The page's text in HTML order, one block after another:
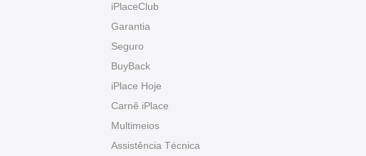
iPlaceClub
Garantia
Seguro
BuyBack
iPlace Hoje
Carnê iPlace
Multimeios
Assistência Técnica